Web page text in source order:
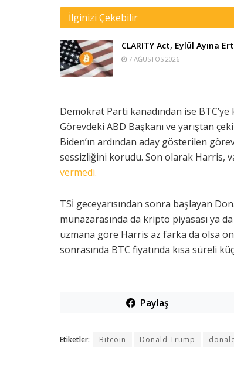
İlginizi Çekebilir
CLARITY Act, Eylül Ayına
7 AĞUSTOS 2026
Demokrat Parti kanadından ise
Görevdeki ABD Başkanı ve yarıştan
Biden’ın ardından aday gösterilen
sessizliğini korudu. Son olarak Harris,
vermedi.
TSİ geceyarısından sonra başlayan
münazarasında da kripto piyasası ya
uzmana göre Harris az farka da olsa
sonrasında BTC fiyatında kısa süreli
Paylaş
Etiketler: Bitcoin Donald Trump